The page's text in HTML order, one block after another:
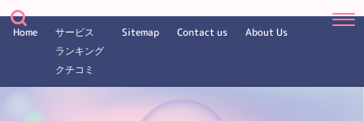
Home
サービス
ランキング
クチコミ
Sitemap Contact us About Us